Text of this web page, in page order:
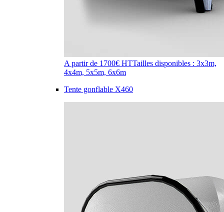
A partir de 1700€ HTTailles disponibles : 3x3m,
4x4m, 5x5m, 6x6m
Tente gonflable X460